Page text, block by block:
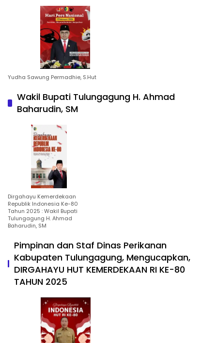
Yudha Sawung Permadhie, S.Hut
Wakil Bupati Tulungagung H. Ahmad
Baharudin, SM
Dirgahayu Kemerdekaan
Republik Indonesia Ke-80
Tahun 2025 : Wakil Bupati
Tulungagung H. Ahmad
Baharudin, SM
Pimpinan dan Staf Dinas Perikanan
Kabupaten Tulungagung, Mengucapkan,
DIRGAHAYU HUT KEMERDEKAAN RI KE-80
TAHUN 2025